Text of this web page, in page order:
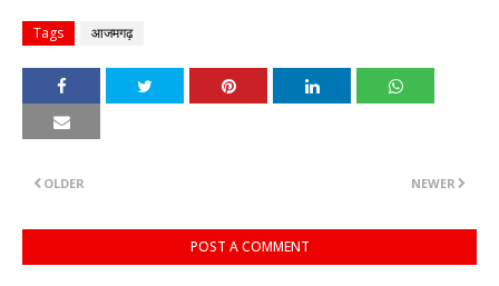
Tags आजमगढ़
NEWER
OLDER
POST A COMMENT